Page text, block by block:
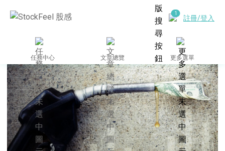
註冊/登入
任務中心 文章總覽 更多選單